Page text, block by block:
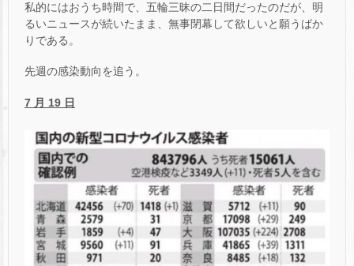
私的にはおうち時間で、五輪三昧の二日間だったのだが、明
るいニュースが続いたまま、無事閉幕して欲しいと願うばか
りである。
先週の感染動向を追う。
7 月 19 日